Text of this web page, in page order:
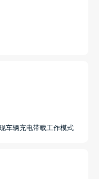
车辆充电带载工作模式